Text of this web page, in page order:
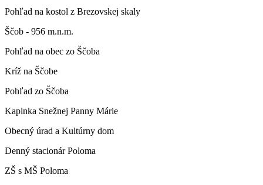
Pohľad na kostol z Brezovskej skaly
Ščob - 956 m.n.m.
Pohľad na obec zo Ščoba
Kríž na Ščobe
Pohľad zo Ščoba
Kaplnka Snežnej Panny Márie
Obecný úrad a Kultúrny dom
Denný stacionár Poloma
ZŠ s MŠ Poloma